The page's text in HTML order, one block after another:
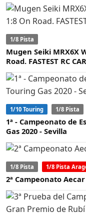
1/8 Pista
Mugen Seiki MRX6X
Road. FASTEST RC CAR
1/10 Touring 1/8 Pista
1ª - Campeonato de
Gas 2020 - Sevilla
1/8 Pista 1/8 Pista
2ª Campeonato